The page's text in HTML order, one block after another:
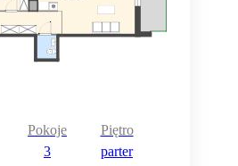
Pokoje
3
Piętro
parter